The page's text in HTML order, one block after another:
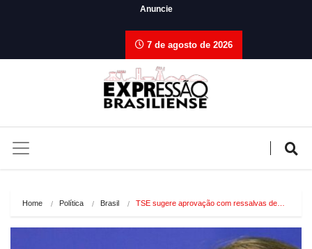
Anuncie
7 de agosto de 2026
Home Política Brasil TSE sugere aprovação com ressalvas de…